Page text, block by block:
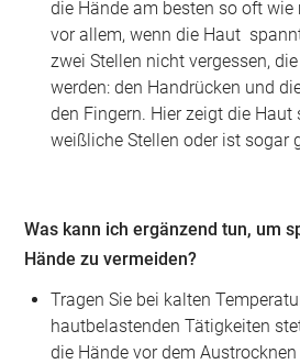
die Hände am besten so oft
vor allem, wenn die Haut
zwei Stellen nicht vergessen,
werden: den Handrücken und
den Fingern. Hier zeigt die Haut
weißliche Stellen oder ist sogar
Was kann ich ergänzend tun, um
Hände zu vermeiden?
Tragen Sie bei kalten
hautbelastenden Tätigkeiten
die Hände vor dem